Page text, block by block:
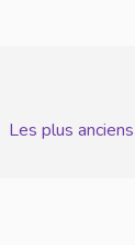
Les plus anciens